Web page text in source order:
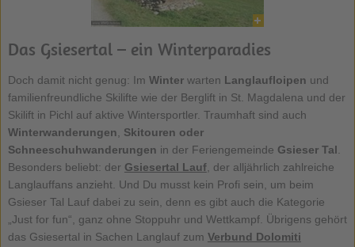
Das Gsiesertal – ein Winterparadies
Doch damit nicht genug: Im Winter warten Langlaufloipen und
familienfreundliche Skilifte wie der Berglift in St. Magdalena und der
Skilift in Pichl auf aktive Wintersportler. Traumhaft sind auch
Winterwanderungen, Skitouren oder
Schneeschuhwanderungen in der Feriengemeinde Gsieser Tal.
Besonders beliebt: der Gsiesertal Lauf, der alljährlich zahlreiche
Langlauffans anzieht. Und Du musst kein Profi sein, um beim
Gsieser Tal Lauf dabei zu sein, denn es gibt auch die Kategorie
„Just for fun“, ganz ohne Stoppuhr und Wettkampf. Übrigens gehört
das Gsiesertal in Sachen Langlauf zum Verbund Dolomiti